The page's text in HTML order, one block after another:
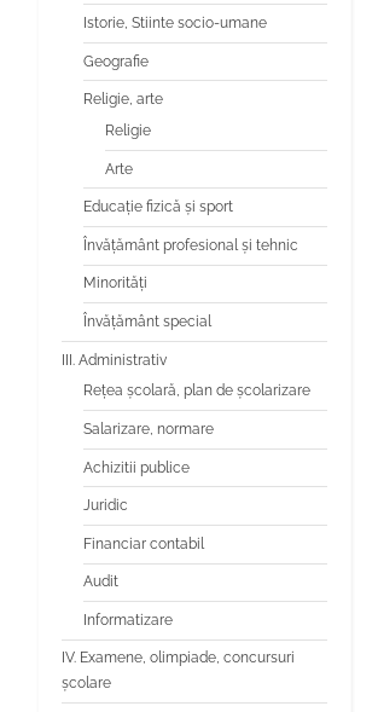
Istorie, Stiinte socio-umane
Geografie
Religie, arte
Religie
Arte
Educaţie fizică şi sport
Învăţământ profesional şi tehnic
Minorităţi
Învăţământ special
III. Administrativ
Reţea şcolară, plan de şcolarizare
Salarizare, normare
Achizitii publice
Juridic
Financiar contabil
Audit
Informatizare
IV. Examene, olimpiade, concursuri
școlare